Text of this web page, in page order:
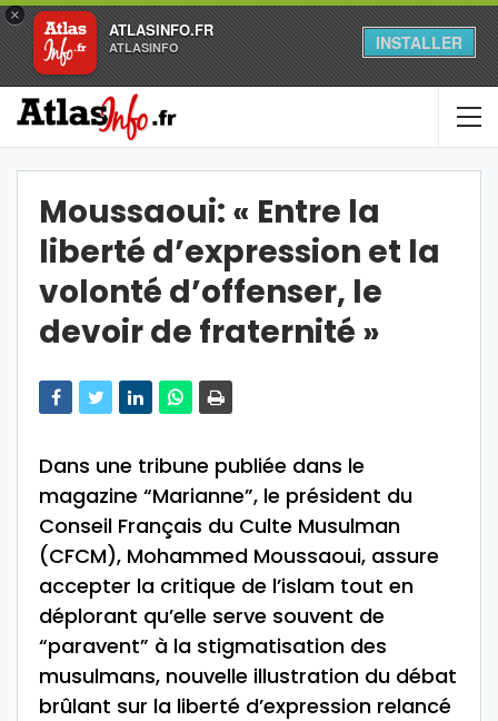
×
ATLASINFO.FR
ATLASINFO INSTALLER
Moussaoui: « Entre la
liberté d’expression et la
volonté d’offenser, le
devoir de fraternité »
Dans une tribune publiée dans le
magazine “Marianne”, le président du
Conseil Français du Culte Musulman
(CFCM), Mohammed Moussaoui, assure
accepter la critique de l’islam tout en
déplorant qu’elle serve souvent de
“paravent” à la stigmatisation des
musulmans, nouvelle illustration du débat
brûlant sur la liberté d’expression relancé